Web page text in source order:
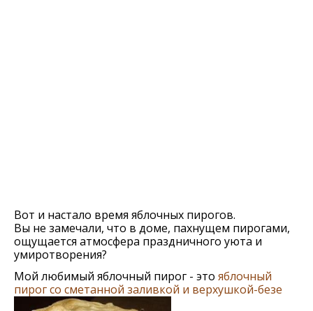
Вот и настало время яблочных пирогов.
Вы не замечали, что в доме, пахнущем пирогами,
ощущается атмосфера праздничного уюта и
умиротворения?
Мой любимый яблочный пирог - это яблочный
пирог со сметанной заливкой и верхушкой-безе